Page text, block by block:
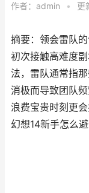
作者： admin • 更
摘要：领会雷队
初次接触高难度
法，雷队通常指
消极而导致团队
浪费宝贵时刻更
幻想14新手怎么